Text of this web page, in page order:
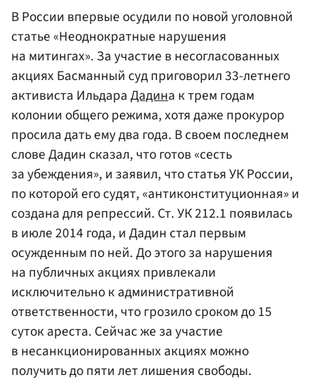
В России впервые осудили по новой уголовной
статье «Неоднократные нарушения
на митингах». За участие в несогласованных
акциях Басманный суд приговорил 33-летнего
активиста ИльдараДадина к трем годам
колонии общего режима, хотя даже прокурор
просила дать ему два года. В своем последнем
слове Дадин сказал, что готов «сесть
за убеждения», и заявил, что статья УК России,
по которой его судят, «антиконституционная» и
создана для репрессий. Ст. УК 212.1 появилась
в июле 2014 года, и Дадин стал первым
осужденным по ней. До этого за нарушения
на публичных акциях привлекали
исключительно к административной
ответственности, что грозило сроком до 15
суток ареста. Сейчас же за участие
в несанкционированных акциях можно
получить до пяти лет лишения свободы.